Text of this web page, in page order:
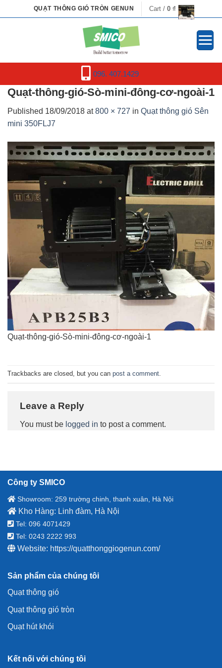
to
QUẠT THÔNG GIÓ TRÒN GENUN Cart / 0 ₫
096. 407.1429
Quạt-thông-gió-Sò-mini-đông-cơ-ngoài-1
Published 18/09/2018 at800 × 727 in Quạt thông gió Sên
mini 350FLJ7
Quạt-thông-gió-Sò-mini-đông-cơ-ngoài-1
Trackbacks are closed, but you can post a comment.
Leave a Reply
You must be logged in to post a comment.
Công ty SMICO
Showroom: 259 trường chinh, thanh xuân, Hà Nội
Kho Hàng: Linh đàm, Hà Nội
Tel: 096 4071429
Tel: 0243 2222 993
Website: https://quatthonggiogenun.com/
Sản phẩm của chúng tôi
Quạt thông gió
Quạt thông gió tròn
Quạt hút khói
Kết nối với chúng tôi